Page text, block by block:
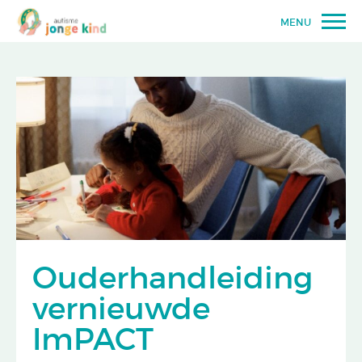
MENU
Ouderhandleiding
vernieuwde
ImPACT